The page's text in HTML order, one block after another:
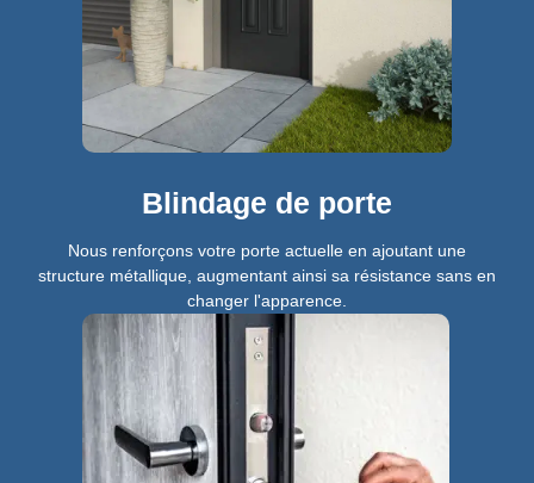
Blindage de porte
Nous renforçons votre porte actuelle en ajoutant une
structure métallique, augmentant ainsi sa résistance sans en
changer l'apparence.